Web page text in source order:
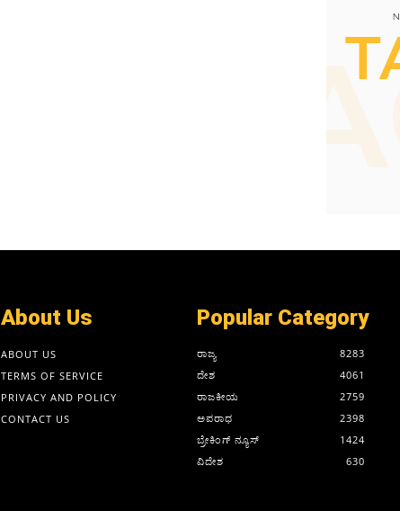
About Us
ABOUT US
TERMS OF SERVICE
PRIVACY AND POLICY
CONTACT US
Popular Category
ರಾಜ್ಯ
8283
ದೇಶ
4061
ರಾಜಕೀಯ
2759
ಅಪರಾಧ
2398
ಬ್ರೇಕಿಂಗ್ ನ್ಯೂಸ್
1424
ವಿದೇಶ
630